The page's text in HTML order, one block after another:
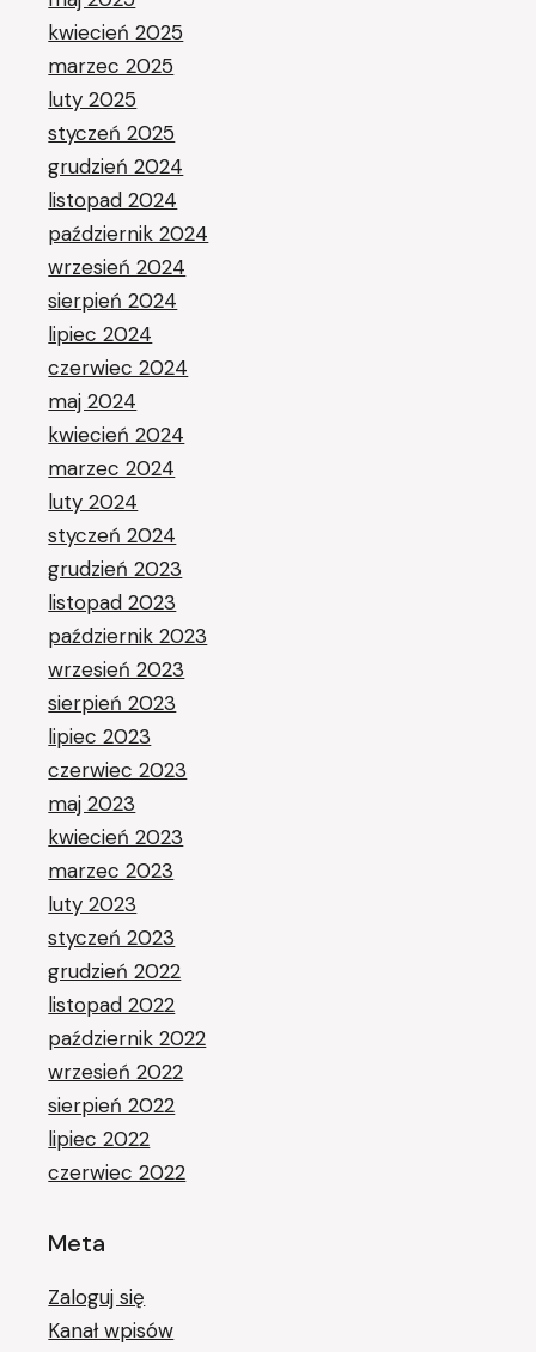
kwiecień 2025
marzec 2025
luty 2025
styczeń 2025
grudzień 2024
listopad 2024
październik 2024
wrzesień 2024
sierpień 2024
lipiec 2024
czerwiec 2024
maj 2024
kwiecień 2024
marzec 2024
luty 2024
styczeń 2024
grudzień 2023
listopad 2023
październik 2023
wrzesień 2023
sierpień 2023
lipiec 2023
czerwiec 2023
maj 2023
kwiecień 2023
marzec 2023
luty 2023
styczeń 2023
grudzień 2022
listopad 2022
październik 2022
wrzesień 2022
sierpień 2022
lipiec 2022
czerwiec 2022
Meta
Zaloguj się
Kanał wpisów